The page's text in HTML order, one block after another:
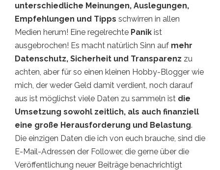
unterschiedliche Meinungen, Auslegungen,
Empfehlungen und Tipps schwirren in allen
Medien herum! Eine regelrechte Panik ist
ausgebrochen! Es macht natürlich Sinn auf mehr
Datenschutz, Sicherheit und Transparenz zu
achten, aber für so einen kleinen Hobby-Blogger wie
mich, der weder Geld damit verdient, noch darauf
aus ist möglichst viele Daten zu sammeln ist die
Umsetzung sowohl zeitlich, als auch finanziell
eine große Herausforderung und Belastung.
Die einzigen Daten die ich von euch brauche, sind die
E-Mail-Adressen der Follower, die gerne über die
Veröffentlichung neuer Beiträge benachrichtigt